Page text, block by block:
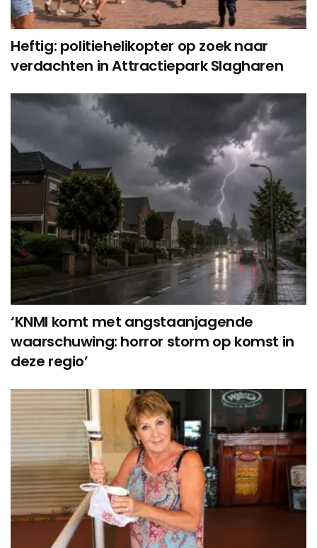
Heftig: politiehelikopter op zoek naar
verdachten in Attractiepark Slagharen
‘KNMI komt met angstaanjagende
waarschuwing: horror storm op komst in
deze regio’